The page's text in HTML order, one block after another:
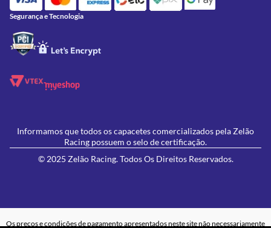
Lançamentos
Política de Campanhas e promoções
Oficina/Serviços
Segurança e Tecnologia
Informamos que todos os capacetes comercializados pela Zelão
Racing possuem o selo de certificação.
© 2025 Zelão Racing. Todos Os Direitos Reservados.
Os preços e condições de pagamento apresentados neste site não necessariamente